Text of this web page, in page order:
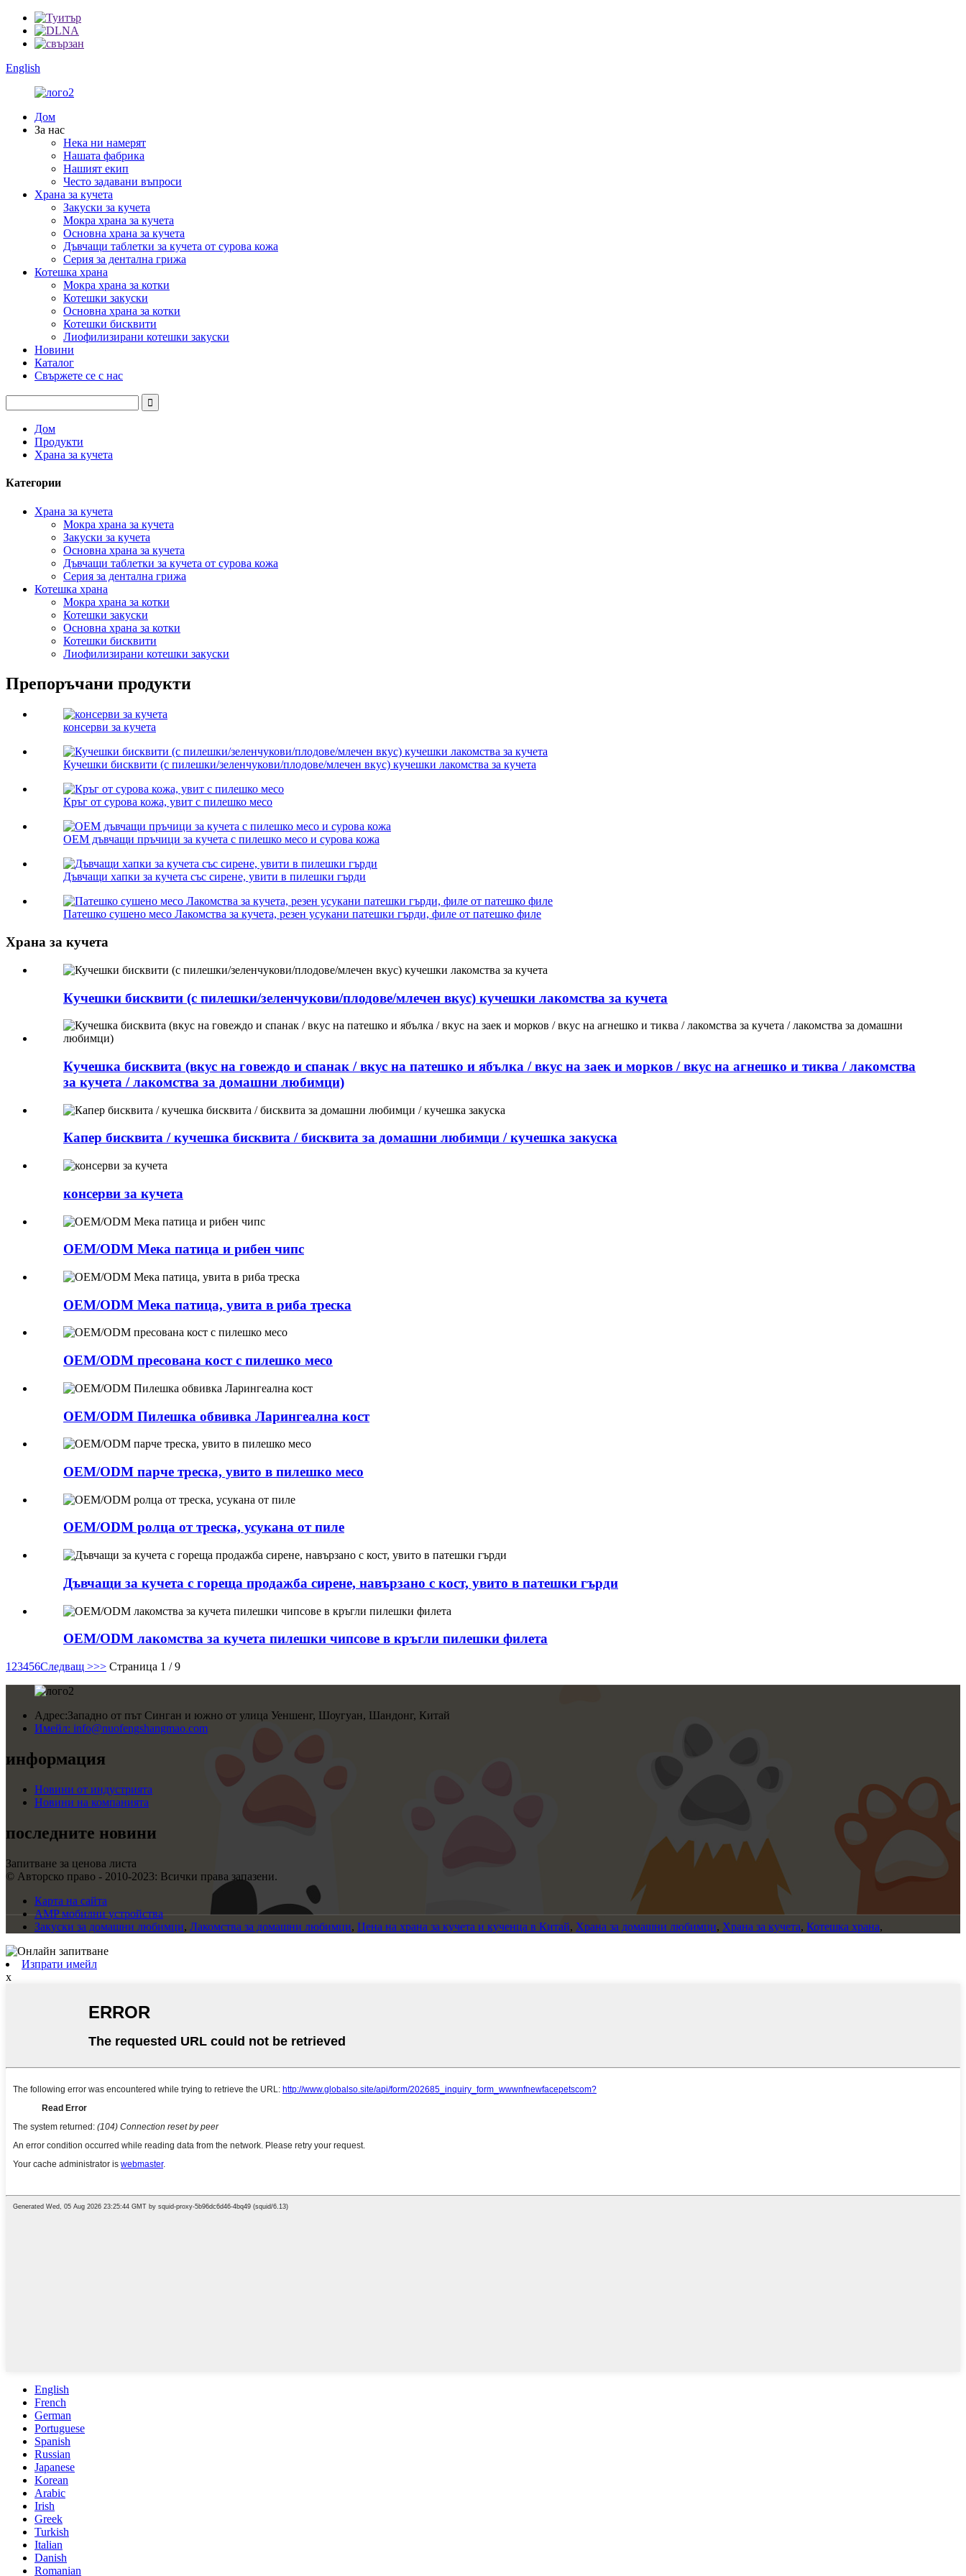
English
Дом
За нас
Нека ни намерят
Нашата фабрика
Нашият екип
Често задавани въпроси
Храна за кучета
Закуски за кучета
Мокра храна за кучета
Основна храна за кучета
Дъвчащи таблетки за кучета от сурова кожа
Серия за дентална грижа
Котешка храна
Мокра храна за котки
Котешки закуски
Основна храна за котки
Котешки бисквити
Лиофилизирани котешки закуски
Новини
Каталог
Свържете се с нас
Дом
Продукти
Храна за кучета
Категории
Храна за кучета
Мокра храна за кучета
Закуски за кучета
Основна храна за кучета
Дъвчащи таблетки за кучета от сурова кожа
Серия за дентална грижа
Котешка храна
Мокра храна за котки
Котешки закуски
Основна храна за котки
Котешки бисквити
Лиофилизирани котешки закуски
Препоръчани продукти
консерви за кучета
Кучешки бисквити (с пилешки/зеленчукови/плодове/млечен вкус) кучешки лакомства за кучета
Кръг от сурова кожа, увит с пилешко месо
OEM дъвчащи пръчици за кучета с пилешко месо и сурова кожа
Дъвчащи хапки за кучета със сирене, увити в пилешки гърди
Патешко сушено месо Лакомства за кучета, резен усукани патешки гърди, филе от патешко филе
Храна за кучета
Кучешки бисквити (с пилешки/зеленчукови/плодове/млечен вкус) кучешки лакомства за кучета
Кучешка бисквита (вкус на говеждо и спанак / вкус на патешко и ябълка / вкус на заек и морков / вкус на агнешко и тиква / лакомства
за кучета / лакомства за домашни любимци)
Капер бисквита / кучешка бисквита / бисквита за домашни любимци / кучешка закуска
консерви за кучета
OEM/ODM Мека патица и рибен чипс
OEM/ODM Мека патица, увита в риба треска
OEM/ODM пресована кост с пилешко месо
OEM/ODM Пилешка обвивка Ларингеална кост
OEM/ODM парче треска, увито в пилешко месо
OEM/ODM ролца от треска, усукана от пиле
Дъвчащи за кучета с гореща продажба сирене, навързано с кост, увито в патешки гърди
OEM/ODM лакомства за кучета пилешки чипсове в кръгли пилешки филета
1 23456Следващ >>> Страница 1 / 9
Адрес:Западно от път Синган и южно от улица Уеншенг, Шоугуан, Шандонг, Китай
Имейл: info@nuofengshangmao.com
информация
Новини от индустрията
Новини на компанията
последните новини
Запитване за ценова листа
© Авторско право - 2010-2023: Всички права запазени.
Карта на сайта
AMP мобилни устройства
Закуски за домашни любимци, Лакомства за домашни любимци, Цена на храна за кучета и кученца в Китай, Храна за домашни любимци, Храна за кучета, Котешка храна,
Изпрати имейл
x
English
French
German
Portuguese
Spanish
Russian
Japanese
Korean
Arabic
Irish
Greek
Turkish
Italian
Danish
Romanian